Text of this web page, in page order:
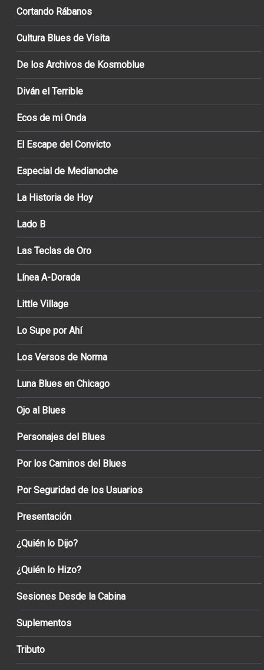
Cortando Rábanos
Cultura Blues de Visita
De los Archivos de Kosmoblue
Diván el Terrible
Ecos de mi Onda
El Escape del Convicto
Especial de Medianoche
La Historia de Hoy
Lado B
Las Teclas de Oro
Línea A-Dorada
Little Village
Lo Supe por Ahí
Los Versos de Norma
Luna Blues en Chicago
Ojo al Blues
Personajes del Blues
Por los Caminos del Blues
Por Seguridad de los Usuarios
Presentación
¿Quién lo Dijo?
¿Quién lo Hizo?
Sesiones Desde la Cabina
Suplementos
Tributo